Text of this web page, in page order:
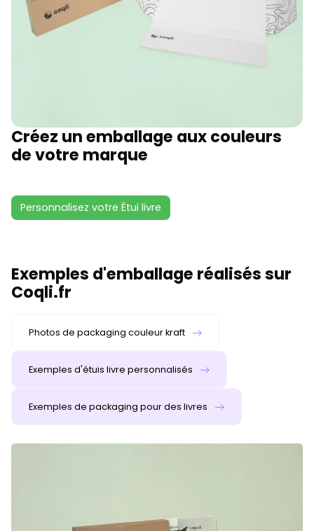
Créez un emballage aux couleurs
de votre marque
Personnalisez votre Étui livre
Exemples d'emballage réalisés sur
Coqli.fr
Photos de packaging couleur kraft
Exemples d'étuis livre personnalisés
Exemples de packaging pour des livres